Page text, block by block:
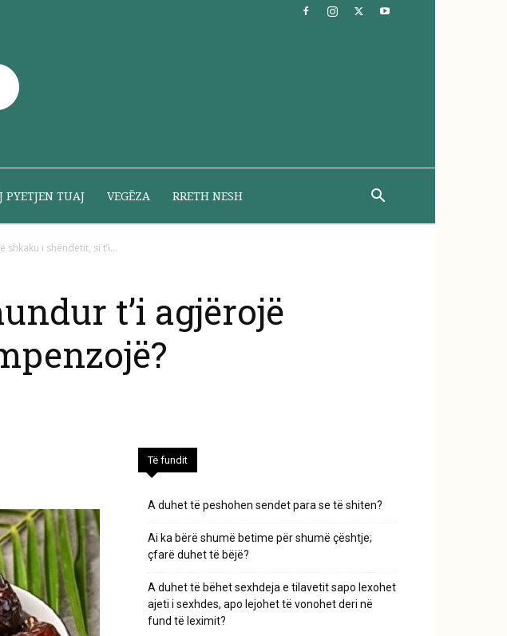
PYETJEN TUAJ VEGËZA RRETH NESH
shkaku i shëndetit, si t’i...
t’i agjërojë
Të fundit
A duhet të peshohen sendet para se të shiten?
Ai ka bërë shumë betime për shumë çështje;
çfarë duhet të bëjë?
A duhet të bëhet sexhdeja e tilavetit sapo lexohet
ajeti i sexhdes, apo lejohet të vonohet deri në
fund të leximit?